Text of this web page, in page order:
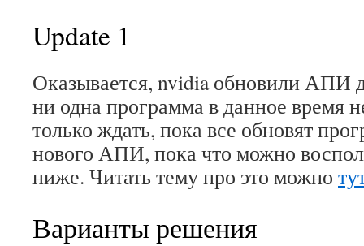
Update 1
Оказывается, nvidia обновили АПИ
ни одна программа в данное время
только ждать, пока все обновят
нового АПИ, пока что можно
ниже. Читать тему про это можно
Варианты решения